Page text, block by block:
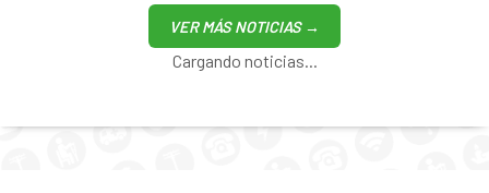
VER MÁS NOTICIAS →
Cargando noticias...